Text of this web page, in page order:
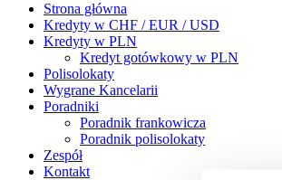
Strona główna
Kredyty w CHF / EUR / USD
Kredyty w PLN
Kredyt gotówkowy w PLN
Polisolokaty
Wygrane Kancelarii
Poradniki
Poradnik frankowicza
Poradnik polisolokaty
Zespół
Kontakt